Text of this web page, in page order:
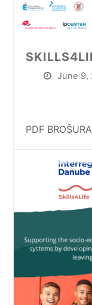
June 9,
PDF BROŠURA